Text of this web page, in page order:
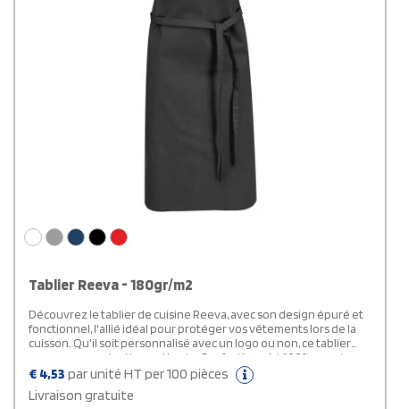
Tablier Reeva - 180gr/m2
Découvrez le tablier de cuisine Reeva, avec son design épuré et
fonctionnel, l'allié idéal pour protéger vos vêtements lors de la
cuisson. Qu'il soit personnalisé avec un logo ou non, ce tablier
assure une protection optimale. Confectionné à 100% en coton
de 180 g/m², il est à la fois épais et robuste, tout en restant doux et
confortable à porter. Ce tablier personnalisé combine praticité et
durabilité, faisant de lui un incontournable pour tout cuisinier.
€ 4,53 par unité HT per 100 pièces
Livraison gratuite